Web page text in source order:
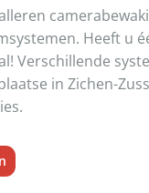
Heeft u
Verschillende
in Zichen-